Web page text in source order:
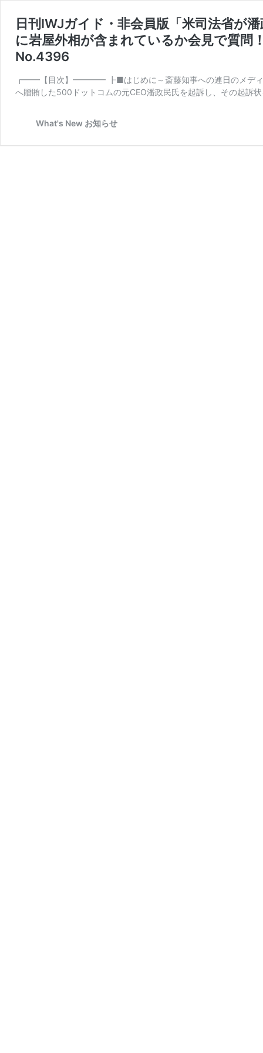
日刊IWJガイド・非会員版「米司法省が
に岩屋外相が含まれているか会見で質問
No.4396
┏━━【目次】━━━━ ┠■はじめに～斎藤知事への連日のメディ
へ贈賄した500ドットコムの元CEO潘政民氏を起訴し、その起訴
What's New お知らせ